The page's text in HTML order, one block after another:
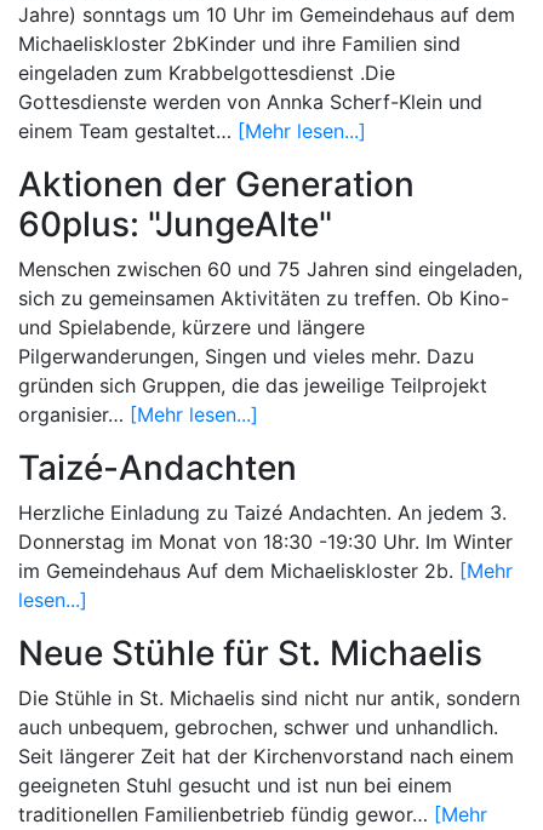
Jahre) sonntags um 10 Uhr im Gemeindehaus auf dem
Michaeliskloster 2bKinder und ihre Familien sind
eingeladen zum Krabbelgottesdienst .Die
Gottesdienste werden von Annka Scherf-Klein und
einem Team gestaltet… [Mehr lesen...]
Aktionen der Generation
60plus: "JungeAlte"
Menschen zwischen 60 und 75 Jahren sind eingeladen,
sich zu gemeinsamen Aktivitäten zu treffen. Ob Kino-
und Spielabende, kürzere und längere
Pilgerwanderungen, Singen und vieles mehr. Dazu
gründen sich Gruppen, die das jeweilige Teilprojekt
organisier… [Mehr lesen...]
Taizé-Andachten
Herzliche Einladung zu Taizé Andachten. An jedem 3.
Donnerstag im Monat von 18:30 -19:30 Uhr. Im Winter
im Gemeindehaus Auf dem Michaeliskloster 2b. [Mehr
lesen...]
Neue Stühle für St. Michaelis
Die Stühle in St. Michaelis sind nicht nur antik, sondern
auch unbequem, gebrochen, schwer und unhandlich.
Seit längerer Zeit hat der Kirchenvorstand nach einem
geeigneten Stuhl gesucht und ist nun bei einem
traditio­nellen Familienbetrieb fündig gewor… [Mehr